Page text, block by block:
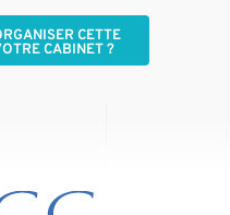
CETTE
CABINET ?